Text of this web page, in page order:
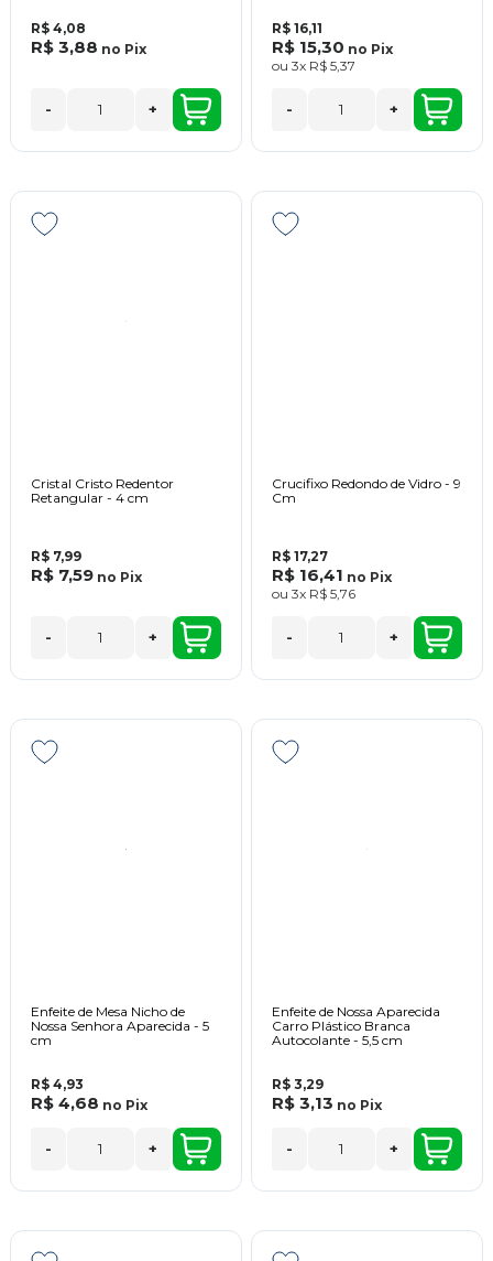
R$ 4,08
R$ 3,88 no Pix
- +
R$ 16,11
R$ 15,30 no Pix
ou 3x R$ 5,37
- +
Cristal Cristo Redentor
Retangular - 4 cm
R$ 7,99
R$ 7,59 no Pix
- +
Crucifixo Redondo de Vidro - 9
Cm
R$ 17,27
R$ 16,41 no Pix
ou 3x R$ 5,76
- +
Enfeite de Mesa Nicho de
Nossa Senhora Aparecida - 5
cm
R$ 4,93
R$ 4,68 no Pix
- +
Enfeite de Nossa Aparecida
Carro Plástico Branca
Autocolante - 5,5 cm
R$ 3,29
R$ 3,13 no Pix
- +